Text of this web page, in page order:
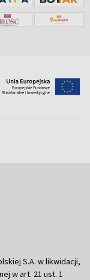
S.A. w likwidacji,
w art. 21 ust. 1